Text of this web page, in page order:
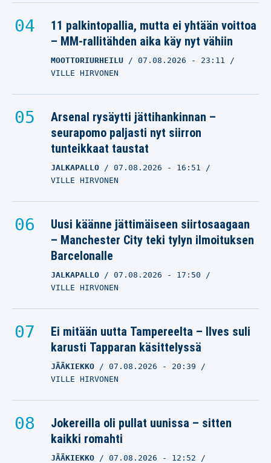
11 palkintopallia, mutta ei yhtään voittoa
– MM-rallitähden aika käy nyt vähiin
MOOTTORIURHEILU 07.08.2026 - 23:11
VILLE HIRVONEN
Arsenal rysäytti jättihankinnan –
seurapomo paljasti nyt siirron
tunteikkaat taustat
JALKAPALLO 07.08.2026 - 16:51
VILLE HIRVONEN
Uusi käänne jättimäiseen siirtosaagaan
– Manchester City teki tylyn ilmoituksen
Barcelonalle
JALKAPALLO 07.08.2026 - 17:50
VILLE HIRVONEN
Ei mitään uutta Tampereelta – Ilves suli
karusti Tapparan käsittelyssä
JÄÄKIEKKO 07.08.2026 - 20:39
VILLE HIRVONEN
Jokereilla oli pullat uunissa – sitten
kaikki romahti
JÄÄKIEKKO 07.08.2026 - 12:52